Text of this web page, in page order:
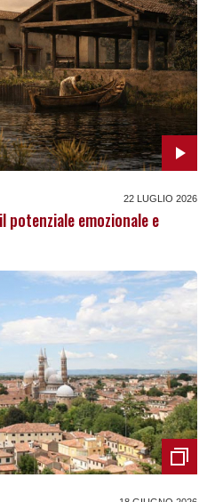
22 LUGLIO 2026
potenziale emozionale e